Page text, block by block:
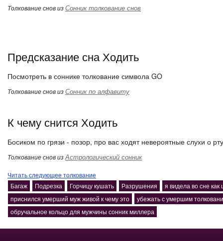
Толкование снов изСонник толкование снов
Предсказание сна Ходить
Посмотреть в соннике толкование символа GO
Толкование снов изСонник по алфавиту
К чему снится Ходить
Босиком по грязи - позор, про вас ходят невероятные слухи о
Толкование снов изАстрологический сонник
Читать следующее толкование
Багаж
Подрезка Горчицу кушать Разрушения
я видела во сне
приснился умерший муж живой к чему это
убежать с умершим
обручальное кольцо для мужчины сонник миллера